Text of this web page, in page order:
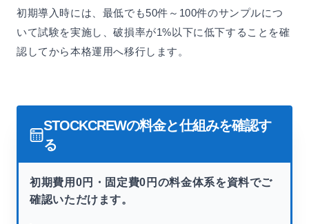
初期導入時には、最低でも50件～100件のサンプルにつ
いて試験を実施し、破損率が1%以下に低下することを確
認してから本格運用へ移行します。
STOCKCREWの料金と仕組みを確認す
る
初期費用0円・固定費0円の料金体系を資料でご
確認いただけます。